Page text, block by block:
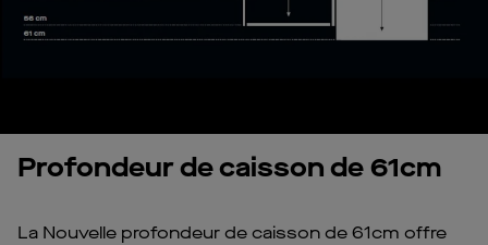
Profondeur de caisson de 61cm
La Nouvelle profondeur de caisson de 61cm offre